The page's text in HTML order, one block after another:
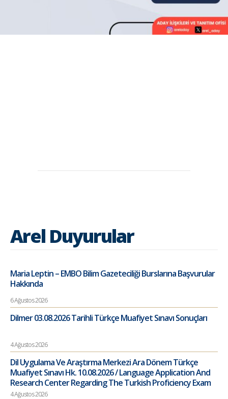
Arel Duyurular
Maria Leptin – EMBO Bilim Gazeteciliği Burslarına Başvurular
Hakkında
6 Ağustos 2026
Dilmer 03.08.2026 Tarihli Türkçe Muafiyet Sınavı Sonuçları
4 Ağustos 2026
Dil Uygulama Ve Araştırma Merkezi Ara Dönem Türkçe
Muafiyet Sınavı Hk. 10.08.2026 / Language Application And
Research Center Regarding The Turkish Proficiency Exam
4 Ağustos 2026